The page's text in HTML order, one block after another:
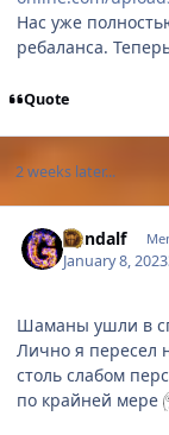
Нас уже
ребаланса.
Quote
2 weeks later...
Gandalf
January 8, 2023
Шаманы ушли в
Лично я пересел
столь слабом
по крайней мере